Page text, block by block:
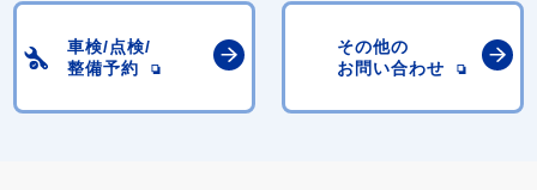
車検/点検/
整備予約
その他の
お問い合わせ